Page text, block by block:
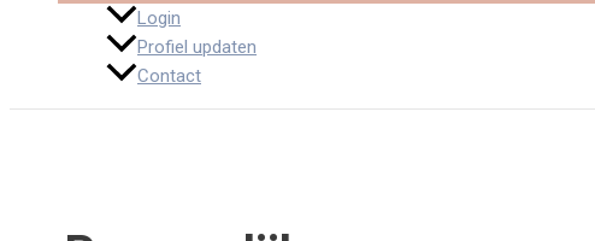
Login
Profiel updaten
Contact